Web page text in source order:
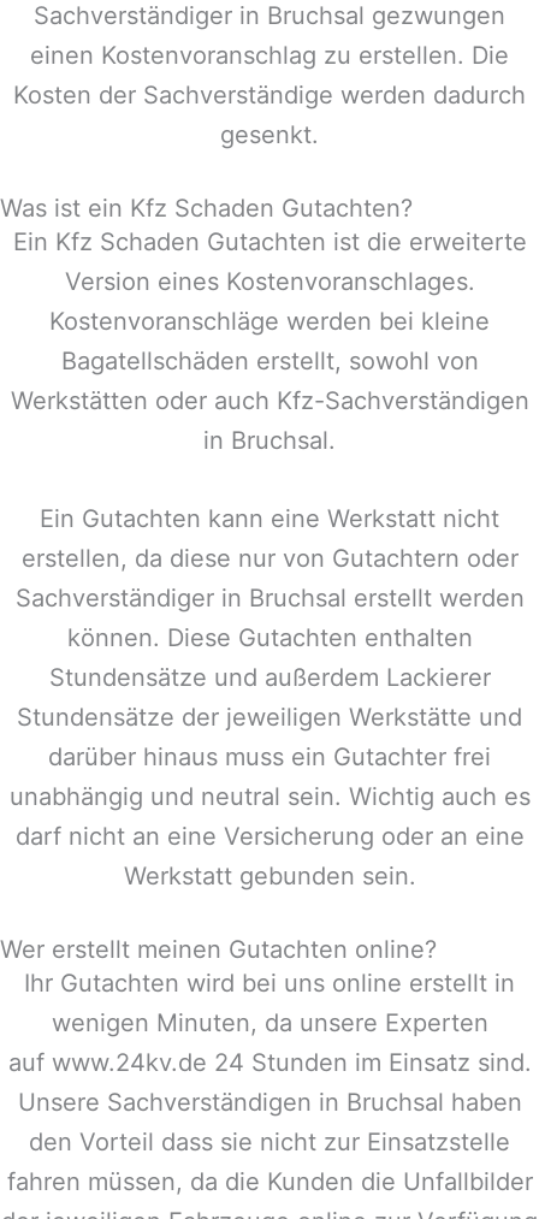
Sachverständiger in Bruchsal gezwungen
einen Kostenvoranschlag zu erstellen. Die
Kosten der Sachverständige werden dadurch
gesenkt.
Was ist ein Kfz Schaden Gutachten?
Ein Kfz Schaden Gutachten ist die erweiterte
Version eines Kostenvoranschlages.
Kostenvoranschläge werden bei kleine
Bagatellschäden erstellt, sowohl von
Werkstätten oder auch Kfz-Sachverständigen
in Bruchsal.
Ein Gutachten kann eine Werkstatt nicht
erstellen, da diese nur von Gutachtern oder
Sachverständiger in Bruchsal erstellt werden
können. Diese Gutachten enthalten
Stundensätze und außerdem Lackierer
Stundensätze der jeweiligen Werkstätte und
darüber hinaus muss ein Gutachter frei
unabhängig und neutral sein. Wichtig auch es
darf nicht an eine Versicherung oder an eine
Werkstatt gebunden sein.
Wer erstellt meinen Gutachten online?
Ihr Gutachten wird bei uns online erstellt in
wenigen Minuten, da unsere Experten
auf www.24kv.de 24 Stunden im Einsatz sind.
Unsere Sachverständigen in Bruchsal haben
den Vorteil dass sie nicht zur Einsatzstelle
fahren müssen, da die Kunden die Unfallbilder